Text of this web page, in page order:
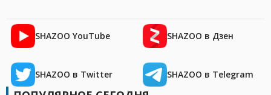
SHAZOO YouTube SHAZOO в Дзен
SHAZOO в Twitter SHAZOO в Telegram